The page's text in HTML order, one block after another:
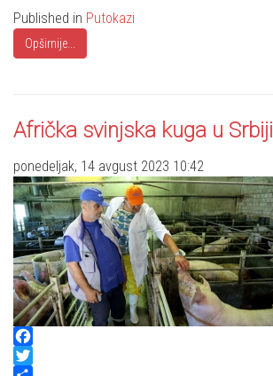
Published in Putokazi
Opširnije...
Afrička svinjska kuga u Srbiji
ponedeljak, 14 avgust 2023 10:42
Facebook